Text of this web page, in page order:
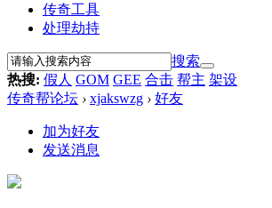
传奇工具
处理劫持
搜索
热搜: 假人 GOM GEE 合击 帮主 架设
传奇帮论坛 › xjakswzg › 好友
加为好友
发送消息